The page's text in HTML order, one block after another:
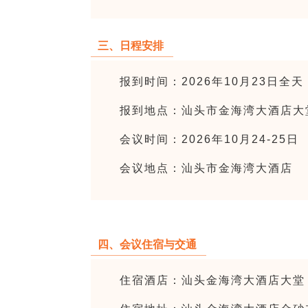
三、日程安排
报到时间：2026年10月23日全天
报到地点：汕头市金海湾大酒店大
会议时间：2026年10月24-25日
会议地点：汕头市金海湾大酒店
四、会议住宿与交通
住宿酒店：汕头金海湾大酒店大堂